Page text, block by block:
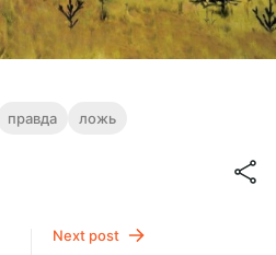
правда ложь
Next post